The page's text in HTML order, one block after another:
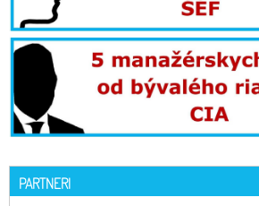
PARTNERI